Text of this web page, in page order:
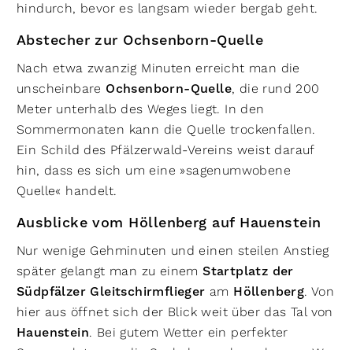
hindurch, bevor es langsam wieder bergab geht.
Abstecher zur Ochsenborn-Quelle
Nach etwa zwanzig Minuten erreicht man die
unscheinbare Ochsenborn-Quelle, die rund 200
Meter unterhalb des Weges liegt. In den
Sommermonaten kann die Quelle trockenfallen.
Ein Schild des Pfälzerwald-Vereins weist darauf
hin, dass es sich um eine »sagenumwobene
Quelle« handelt.
Ausblicke vom Höllenberg auf Hauenstein
Nur wenige Gehminuten und einen steilen Anstieg
später gelangt man zu einem Startplatz der
Südpfälzer Gleitschirmflieger am Höllenberg. Von
hier aus öffnet sich der Blick weit über das Tal von
Hauenstein. Bei gutem Wetter ein perfekter